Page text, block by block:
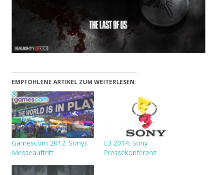
EMPFOHLENE ARTIKEL ZUM WEITERLESEN:
Gamescom 2012: Sonys
Messeauftritt
E3 2014: Sony
Pressekonferenz